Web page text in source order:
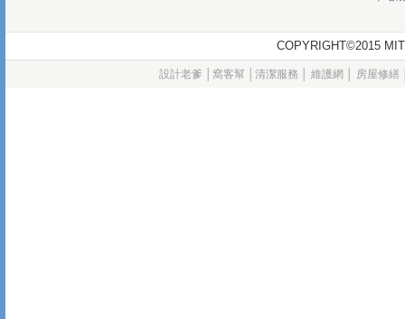
COPYRIGHT©2015
設計老爹 窩客幫 清潔服務 維護網 房屋修繕